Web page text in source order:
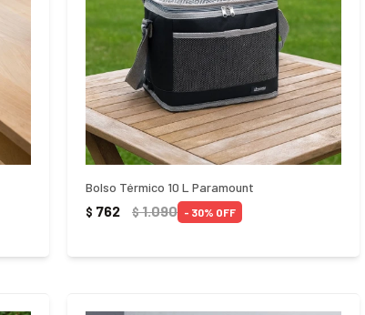
Bolso Térmico 10 L Paramount
$ 762 $1.090 30